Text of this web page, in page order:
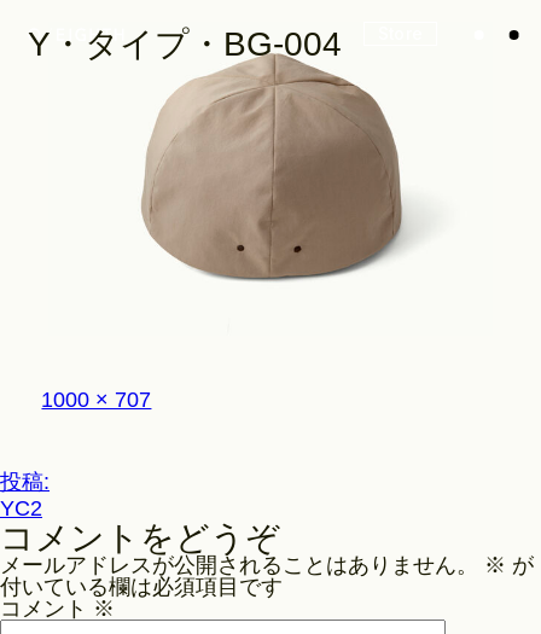
Look
Philosophy
Y・タイプ・BG-004
フ
ル
ズ
1000 × 707
投
稿
ナ
ビ
ゲ
投稿:
YC2
コメントをどうぞ
メールアドレスが公開されることはありません。 ※ が
付いている欄は必須項目です
コメント ※